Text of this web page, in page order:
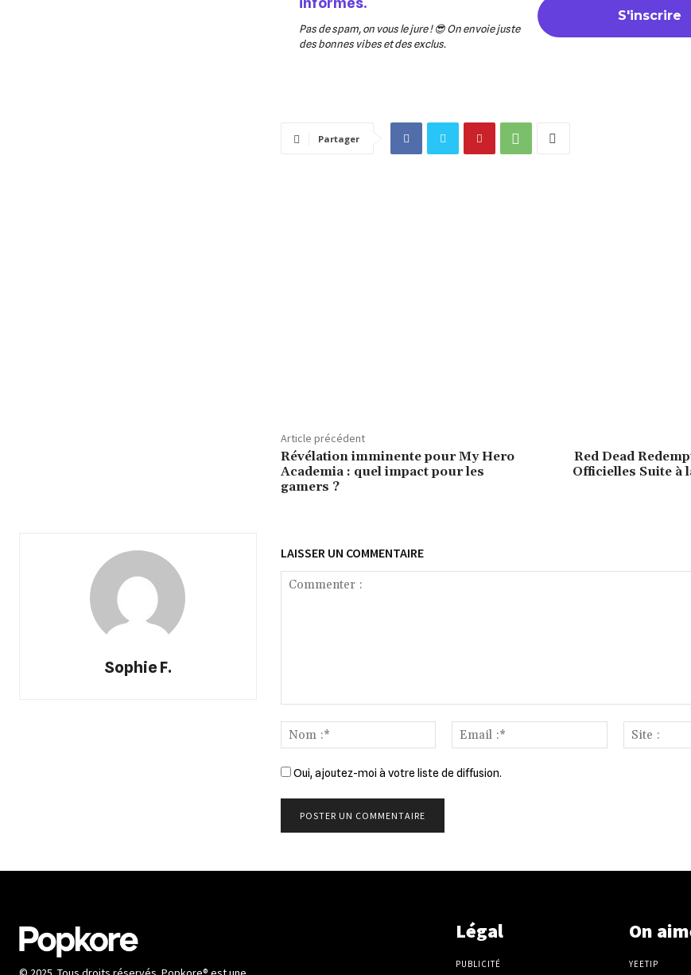
Pas de spam, on vous le jure ! 😎 On envoie juste
des bonnes vibes et des exclus.
Partager
Article précédent
Révélation imminente pour My Hero
Academia : quel impact pour les
gamers ?
Red Dead
Officielles Suite à
Sophie F.
LAISSER UN COMMENTAIRE
:*
Email
:*
Oui, ajoutez-moi à votre liste de diffusion.
Légal
PUBLICITÉ
On
YEETIP